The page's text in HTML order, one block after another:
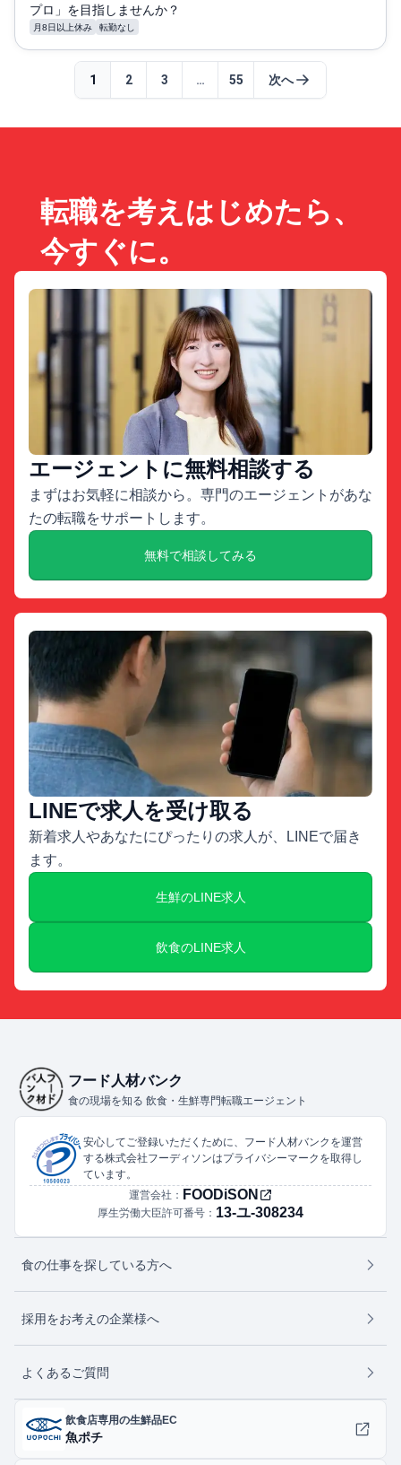
プロ」を目指しませんか？
月8日以上休み 転勤なし
1 2 3 … 55 次へ
転職を考えはじめたら、
今すぐに。
エージェントに無料相談する
まずはお気軽に相談から。専門のエージェントがあな
たの転職をサポートします。
無料で相談してみる
LINEで求人を受け取る
新着求人やあなたにぴったりの求人が、LINEで届き
ます。
生鮮のLINE求人
飲食のLINE求人
フード人材バンク
食の現場を知る 飲食・生鮮専門転職エージェント
安心してご登録いただくために、フード人材バンクを運営
する株式会社フーディソンはプライバシーマークを取得し
ています。
運営会社： FOODiSON
厚生労働大臣許可番号： 13-ユ-308234
食の仕事を探している方へ
採用をお考えの企業様へ
よくあるご質問
飲食店専用の生鮮品EC
魚ポチ